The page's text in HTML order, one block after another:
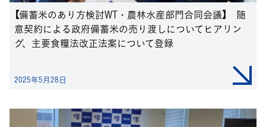
【備蓄米のあり方検討WT・農林水産部門合同会議】 随
意契約による政府備蓄米の売り渡しについてヒアリン
グ、主要食糧法改正法案について登録
2025年5月28日